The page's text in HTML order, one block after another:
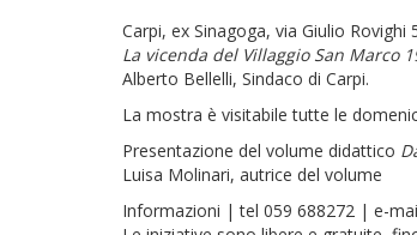
Carpi, ex Sinagoga, via Giulio
La vicenda del Villaggio San Marco
Alberto Bellelli, Sindaco di Carpi.
La mostra è visitabile tutte le
Presentazione del volume didattico
Luisa Molinari, autrice del volume
Informazioni | tel 059 688272 | e-